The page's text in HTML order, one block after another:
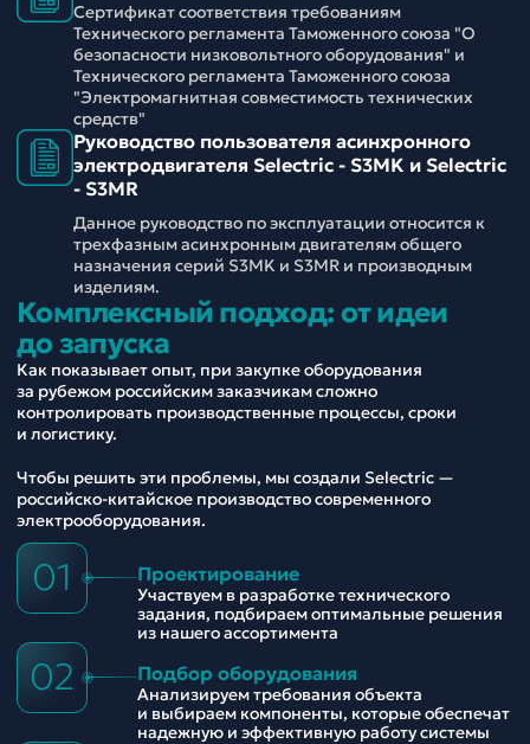
Сертификат соответствия требованиям
Технического регламента Таможенного союза "О
безопасности низковольтного оборудования" и
Технического регламента Таможенного союза
"Электромагнитная совместимость технических
средств"
Руководство пользователя асинхронного
электродвигателя Selectric - S3MK и Selectric
- S3MR
Данное руководство по эксплуатации относится к
трехфазным асинхронным двигателям общего
назначения серий S3MK и S3MR и производным
изделиям.
Комплексный подход: от идеи
до запуска
Как показывает опыт, при закупке оборудования
за рубежом российским заказчикам сложно
контролировать производственные процессы, сроки
и логистику.
Чтобы решить эти проблемы, мы создали Selectric —
российско-китайское производство современного
электрооборудования.
01 Проектирование
Участвуем в разработке технического
задания, подбираем оптимальные решения
из нашего ассортимента
02 Подбор оборудования
Анализируем требования объекта
и выбираем компоненты, которые обеспечат
надежную и эффективную работу системы